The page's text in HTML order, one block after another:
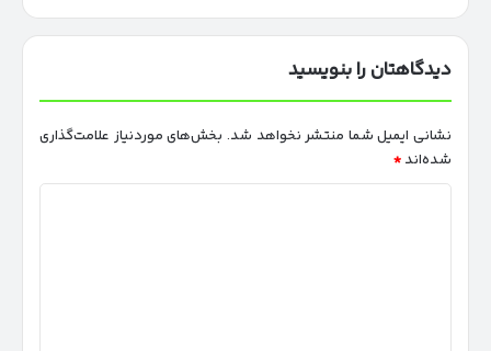
دیدگاهتان را بنویسید
نشانی ایمیل شما منتشر نخواهد شد. بخش‌های موردنیاز علامت‌گذاری
شده‌اند *